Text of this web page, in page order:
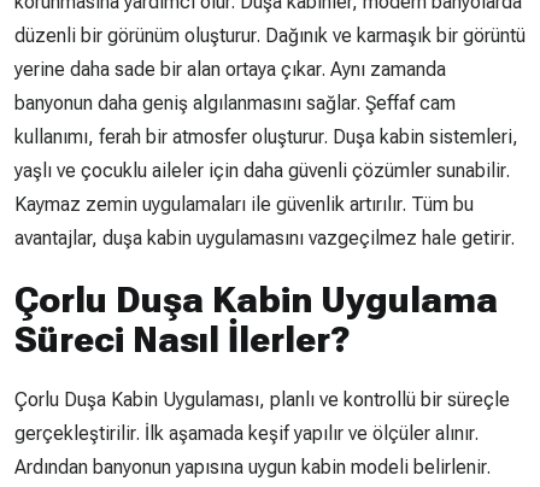
düzenli bir görünüm oluşturur. Dağınık ve karmaşık bir görüntü
yerine daha sade bir alan ortaya çıkar. Aynı zamanda
banyonun daha geniş algılanmasını sağlar. Şeffaf cam
kullanımı, ferah bir atmosfer oluşturur. Duşa kabin sistemleri,
yaşlı ve çocuklu aileler için daha güvenli çözümler sunabilir.
Kaymaz zemin uygulamaları ile güvenlik artırılır. Tüm bu
avantajlar, duşa kabin uygulamasını vazgeçilmez hale getirir.
Çorlu Duşa Kabin Uygulama
Süreci Nasıl İlerler?
Çorlu Duşa Kabin Uygulaması, planlı ve kontrollü bir süreçle
gerçekleştirilir. İlk aşamada keşif yapılır ve ölçüler alınır.
Ardından banyonun yapısına uygun kabin modeli belirlenir.